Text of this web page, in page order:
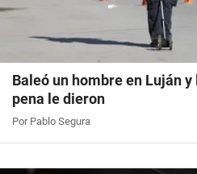
Baleó un hombre en Luján
pena le dieron
Por Pablo Segura